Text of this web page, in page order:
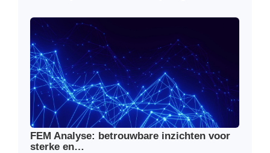
FEM Analyse: betrouwbare inzichten voor
sterke en…